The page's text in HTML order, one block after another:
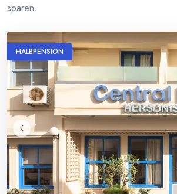
sparen.
HALBPENSION